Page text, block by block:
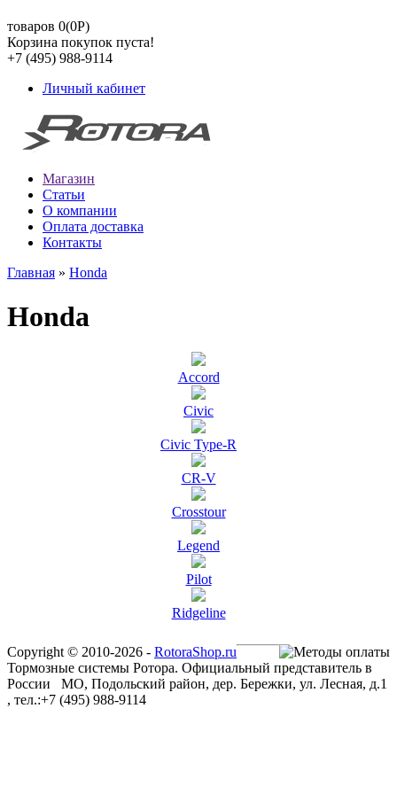
товаров 0(0Р)
Корзина покупок пуста!
+7 (495) 988-9114
Личный кабинет
Магазин
Статьи
О компании
Оплата доставка
Контакты
Главная » Honda
Honda
Accord
Civic
Civic Type-R
CR-V
Crosstour
Legend
Pilot
Ridgeline
Copyright © 2010-2026 - RotoraShop.ru
Тормозные системы Ротора. Официальный представитель в
России МО, Подольский район, дер. Бережки, ул. Лесная, д.1
, тел.:+7 (495) 988-9114